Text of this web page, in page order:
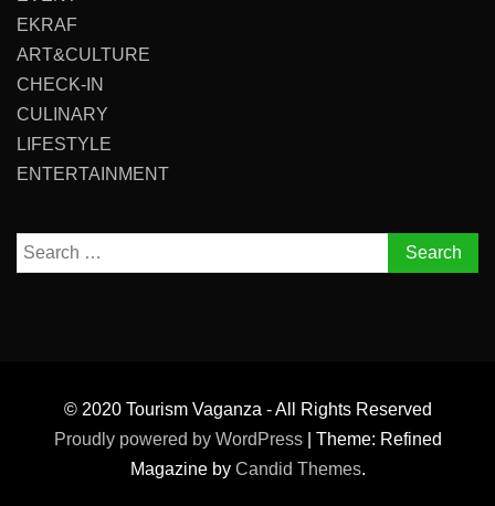
EKRAF
ART&CULTURE
CHECK-IN
CULINARY
LIFESTYLE
ENTERTAINMENT
Search
for:
© 2020 Tourism Vaganza - All Rights Reserved
Proudly powered by WordPress
Theme: Refined
Magazine by Candid Themes.